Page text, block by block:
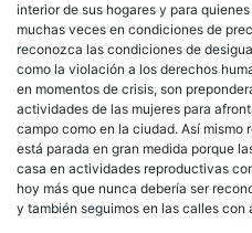
interior de sus hogares y para
muchas veces en condiciones de
reconozca las condiciones de
como la violación a los derechos
en momentos de crisis, son
actividades de las mujeres para
campo como en la ciudad. Así mismo
está parada en gran medida porque
casa en actividades reproductivas
hoy más que nunca debería ser
y también seguimos en las calles